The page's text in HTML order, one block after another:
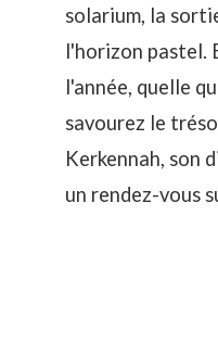
solarium, la
l'horizon pastel.
l'année, quelle
savourez le
Kerkennah, son
un rendez-vous